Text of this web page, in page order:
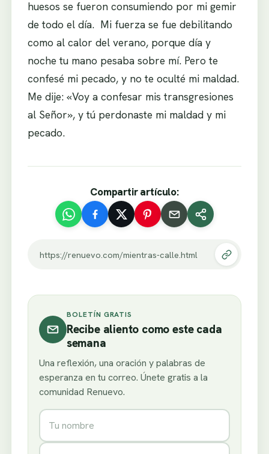
huesos se fueron consumiendo por mi gemir
de todo el día. Mi fuerza se fue debilitando
como al calor del verano, porque día y
noche tu mano pesaba sobre mí. Pero te
confesé mi pecado, y no te oculté mi maldad.
Me dije: «Voy a confesar mis transgresiones
al Señor», y tú perdonaste mi maldad y mi
pecado.
Compartir artículo:
https://renuevo.com/mientras-calle.html
BOLETÍN GRATIS
Recibe aliento como este cada
semana
Una reflexión, una oración y palabras de
esperanza en tu correo. Únete gratis a la
comunidad Renuevo.
Nombre
Correo electrónico